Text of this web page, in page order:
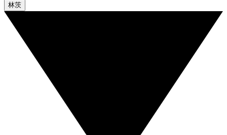
林茨